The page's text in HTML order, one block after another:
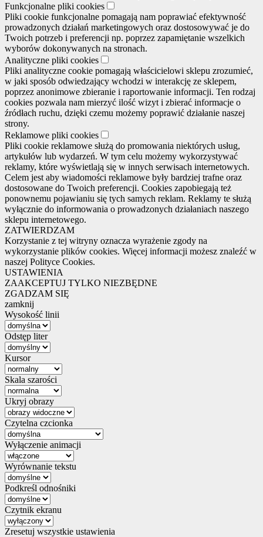
Funkcjonalne pliki cookies
Pliki cookie funkcjonalne pomagają nam poprawiać efektywność
prowadzonych działań marketingowych oraz dostosowywać je do
Twoich potrzeb i preferencji np. poprzez zapamiętanie wszelkich
wyborów dokonywanych na stronach.
Analityczne pliki cookies
Pliki analityczne cookie pomagają właścicielowi sklepu zrozumieć,
w jaki sposób odwiedzający wchodzi w interakcję ze sklepem,
poprzez anonimowe zbieranie i raportowanie informacji. Ten rodzaj
cookies pozwala nam mierzyć ilość wizyt i zbierać informacje o
źródłach ruchu, dzięki czemu możemy poprawić działanie naszej
strony.
Reklamowe pliki cookies
Pliki cookie reklamowe służą do promowania niektórych usług,
artykułów lub wydarzeń. W tym celu możemy wykorzystywać
reklamy, które wyświetlają się w innych serwisach internetowych.
Celem jest aby wiadomości reklamowe były bardziej trafne oraz
dostosowane do Twoich preferencji. Cookies zapobiegają też
ponownemu pojawianiu się tych samych reklam. Reklamy te służą
wyłącznie do informowania o prowadzonych działaniach naszego
sklepu internetowego.
ZATWIERDZAM
Korzystanie z tej witryny oznacza wyrażenie zgody na
wykorzystanie plików cookies. Więcej informacji możesz znaleźć w
naszej Polityce Cookies.
USTAWIENIA
ZAAKCEPTUJ TYLKO NIEZBĘDNE
ZGADZAM SIĘ
zamknij
Wysokość linii
Odstęp liter
Kursor
Skala szarości
Ukryj obrazy
Czytelna czcionka
Wyłączenie animacji
Wyrównanie tekstu
Podkreśl odnośniki
Czytnik ekranu
Zresetuj wszystkie ustawienia